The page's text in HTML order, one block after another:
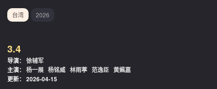
台湾 2026
3.4
导演： 徐辅军
主演： 杨一展 杨铭威 林雨葶 范逸臣 黄姵嘉
更新： 2026-04-15